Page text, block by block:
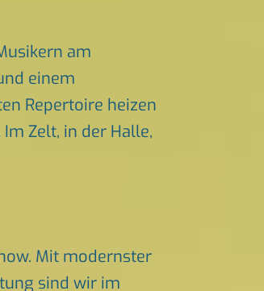
am
einem
Repertoire heizen
Zelt, in der Halle,
Mit modernster
sind wir im